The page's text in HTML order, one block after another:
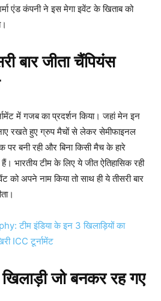
एंड कंपनी ने इस मेगा इवेंट के खिताब को
बार जीता चैंपियंस
में गजब का प्रदर्शन किया। जहां मेन इन
रखते हुए ग्रुप मैचों से लेकर सेमीफाइनल
बनी रही और बिना किसी मैच के हारे
भारतीय टीम के लिए ये जीत ऐतिहासिक रही
को अपने नाम किया तो साथ ही ये तीसरी बार
टीम इंडिया के इन 3 खिलाड़ियों का
ICC टूर्नामेंट
जो बनकर रह गए